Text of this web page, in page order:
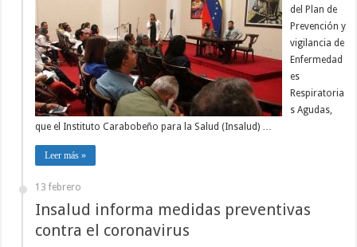
del Plan de
Prevención y
vigilancia de
Enfermedad
es
Respiratoria
s Agudas,
que el Instituto Carabobeño para la Salud (Insalud) …
Leer más »
13 febrero
Insalud informa medidas preventivas
contra el coronavirus